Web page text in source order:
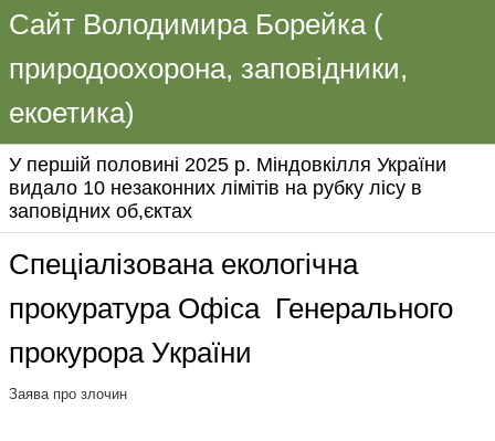
Сайт Володимира Борейка (
природоохорона, заповідники,
екоетика)
У першій половині 2025 р. Міндовкілля України
видало 10 незаконних лімітів на рубку лісу в
заповідних об,єктах
Спеціалізована екологічна
прокуратура Офіса Генерального
прокурора України
Заява про злочин